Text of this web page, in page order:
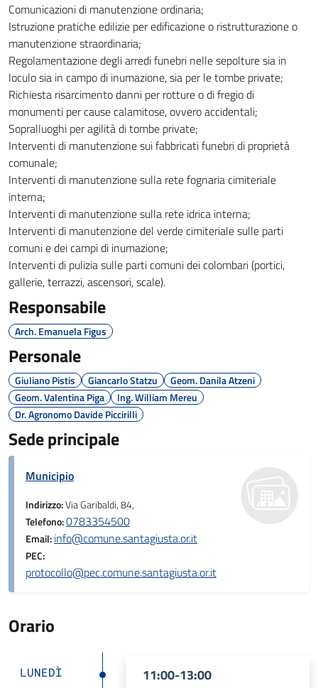
Comunicazioni di manutenzione ordinaria;
Istruzione pratiche edilizie per edificazione o ristrutturazione o
manutenzione straordinaria;
Regolamentazione degli arredi funebri nelle sepolture sia in
loculo sia in campo di inumazione, sia per le tombe private;
Richiesta risarcimento danni per rotture o di fregio di
monumenti per cause calamitose, ovvero accidentali;
Sopralluoghi per agilità di tombe private;
Interventi di manutenzione sui fabbricati funebri di proprietà
comunale;
Interventi di manutenzione sulla rete fognaria cimiteriale
interna;
Interventi di manutenzione sulla rete idrica interna;
Interventi di manutenzione del verde cimiteriale sulle parti
comuni e dei campi di inumazione;
Interventi di pulizia sulle parti comuni dei colombari (portici,
gallerie, terrazzi, ascensori, scale).
Responsabile
Arch. Emanuela Figus
Personale
Giuliano Pistis Giancarlo Statzu
Geom. Danila Atzeni
Geom. Valentina Piga
Ing. William Mereu
Dr. Agronomo Davide Piccirilli
Sede principale
Municipio
Indirizzo:Via Garibaldi, 84,
Telefono:0783354500
Email:info@comune.santagiusta.or.it
PEC:
protocollo@pec.comune.santagiusta.or.it
Orario
LUNEDÌ 11:00-13:00